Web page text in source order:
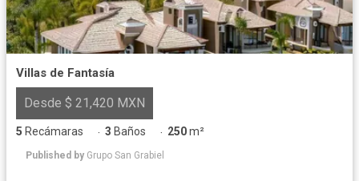
Villas de Fantasía
Desde $ 21,420 MXN
5 Recámaras · 3 Baños · 250m²
Published by Grupo San Grabiel